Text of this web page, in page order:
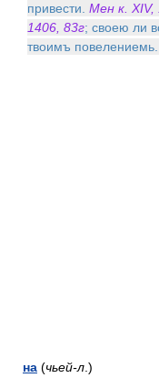
привести. Мен к. XIV,
1406, 83г; своею ли
твоимъ повелениемь.
на (чьей-л .)